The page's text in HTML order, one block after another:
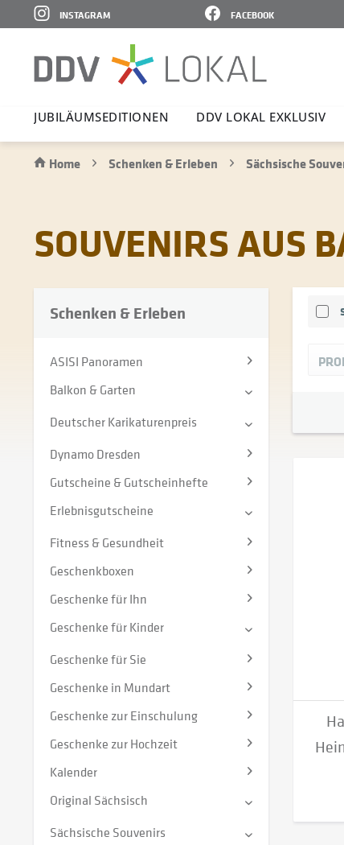
FACEBOOK
INSTAGRAM
JUBI­LÄ­UMS­E­DI­TIONEN DDV LOKAL EXKLUSIV
Home Schenken & Erleben Sächsische
SOUVENIRS AUS
Schenken & Erleben
ASISI Panoramen
Balkon & Garten
Deutscher Karikaturenpreis
Dynamo Dresden
Gutscheine & Gutscheinhefte
Erlebnisgutscheine
Fitness & Gesundheit
Geschenkboxen
Geschenke für Ihn
Geschenke für Kinder
Geschenke für Sie
Geschenke in Mundart
Geschenke zur Einschulung
Geschenke zur Hochzeit
Kalender
Original Sächsisch
Sächsische Souvenirs